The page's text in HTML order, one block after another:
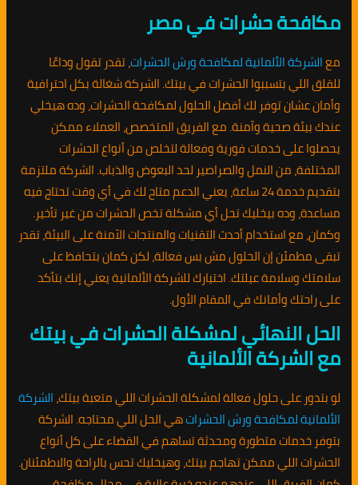
مكافحة حشرات في مصر
معالشركة الألمانية لمكافحة ورش الحشرات، تقدر تقول وداعًا
للقلق اللي بتسببوا الحشرات في بيتك. الشركة شغالة بكل احترافية
وأمان عشان توفر لك أفضل الحلول لمكافحة الحشرات، وده هيخلي
عندك بيئة صحية وآمنة. مع الفريق المتخصص، العملاء ممكن
يحصلوا على خدمات فورية وفعالة لتخلص من أنواع الحشرات
المختلفة، من النمل والصراصير لحد البعوض والذباب. الشركة ملتزمة
بتقديم خدمة 24 ساعة، يعني الدعم متاح لك في أي وقت تحتاج فيه
مساعدة، وده بيخليك تحل أي مشكلة تخص الحشرات من غير تأخير.
وكمان، مع استخدام أحدث التقنيات والمنتجات الآمنة على البيئة، تقدر
تبقى مطمئن إن الحلول مش بس فعالة، لكن كمان بتحافظ على
سلامتك وسلامة عيلتك. اختيارك للشركة الألمانية يعني إنك بتأكد
على راحتك وأمانك في المقام الأول.
الحل النهائي لمشكلة الحشرات في بيتك
مع الشركة الألمانية
لو بتدور على حلول فعالة لمشكلة الحشرات اللي متعبة بيتك،الشركة
الألمانية لمكافحة ورش الحشراتهي الحل اللي محتاجه. الشركة
بتوفر خدمات متطورة ومحدثة تساهم في القضاء على كل أنواع
الحشرات اللي ممكن تهاجم بيتك، وهيخليك تحس بالراحة والاطمئنان.